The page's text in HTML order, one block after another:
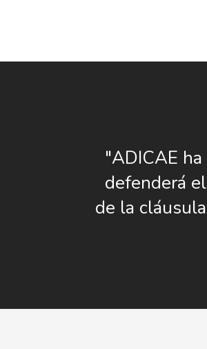
"ADICAE
defenderá
de la